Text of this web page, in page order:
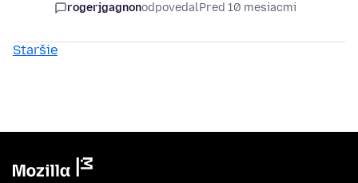
rogerjgagnonodpovedalPred 10 mesiacmi
Staršie